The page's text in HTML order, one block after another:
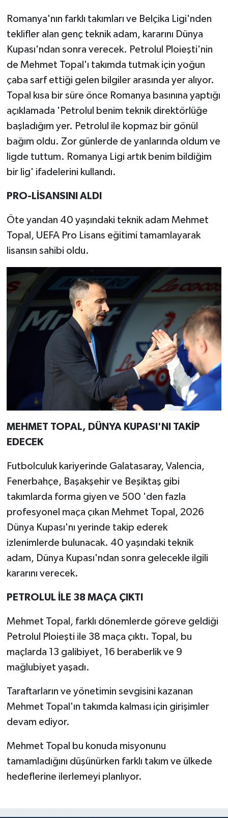
Romanya'nın farklı takımları ve Belçika Ligi'nden
teklifler alan genç teknik adam, kararını Dünya
Kupası'ndan sonra verecek. Petrolul Ploieşti'nin
de Mehmet Topal'ı takımda tutmak için yoğun
çaba sarf ettiği gelen bilgiler arasında yer alıyor.
Topal kısa bir süre önce Romanya basınına yaptığı
açıklamada 'Petrolul benim teknik direktörlüğe
başladığım yer. Petrolul ile kopmaz bir gönül
bağım oldu. Zor günlerde de yanlarında oldum ve
ligde tuttum. Romanya Ligi artık benim bildiğim
bir lig' ifadelerini kullandı.
PRO-LİSANSINI ALDI
Öte yandan 40 yaşındaki teknik adam Mehmet
Topal, UEFA Pro Lisans eğitimi tamamlayarak
lisansın sahibi oldu.
MEHMET TOPAL, DÜNYA KUPASI'NI TAKİP
EDECEK
Futbolculuk kariyerinde Galatasaray, Valencia,
Fenerbahçe, Başakşehir ve Beşiktaş gibi
takımlarda forma giyen ve 500 'den fazla
profesyonel maça çıkan Mehmet Topal, 2026
Dünya Kupası'nı yerinde takip ederek
izlenimlerde bulunacak. 40 yaşındaki teknik
adam, Dünya Kupası'ndan sonra gelecekle ilgili
kararını verecek.
PETROLUL İLE 38 MAÇA ÇIKTI
Mehmet Topal, farklı dönemlerde göreve geldiği
Petrolul Ploieşti ile 38 maça çıktı. Topal, bu
maçlarda 13 galibiyet, 16 beraberlik ve 9
mağlubiyet yaşadı.
Taraftarların ve yönetimin sevgisini kazanan
Mehmet Topal'ın takımda kalması için girişimler
devam ediyor.
Mehmet Topal bu konuda misyonunu
tamamladığını düşünürken farklı takım ve ülkede
hedeflerine ilerlemeyi planlıyor.